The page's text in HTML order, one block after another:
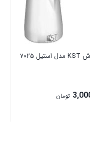
شیرجوش KST مدل استیل ۷۰۲۵
تومان